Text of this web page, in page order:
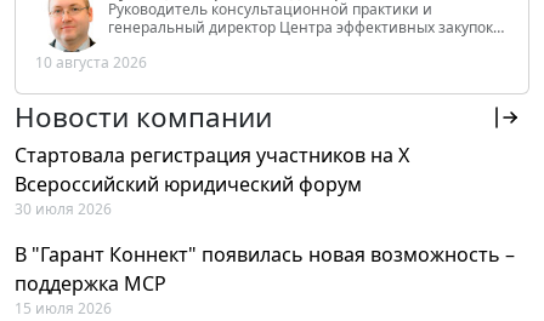
Руководитель консультационной практики и
генеральный директор Центра эффективных закупок
РФ
10 августа 2026
Новости компании
Стартовала регистрация участников на X
Всероссийский юридический форум
30 июля 2026
В "Гарант Коннект" появилась новая возможность –
поддержка MCP
15 июля 2026